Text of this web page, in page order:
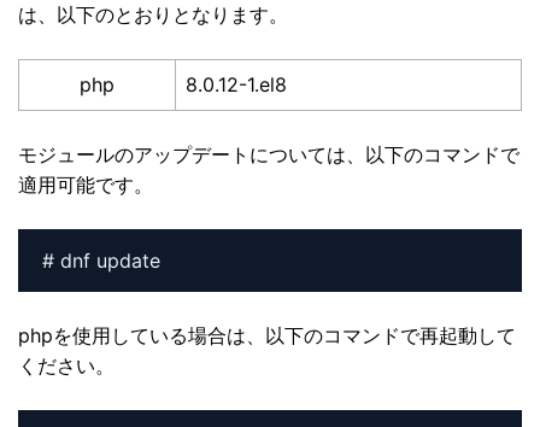
は、以下のとおりとなります。
php 8.0.12-1.el8
モジュールのアップデートについては、以下のコマンドで
適用可能です。
# dnf update
phpを使用している場合は、以下のコマンドで再起動して
ください。